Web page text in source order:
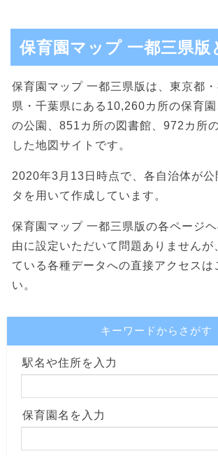
保育園マップ 一都三県版
保育園マップ 一都三県版は、東京都
県・千葉県にある10,260カ所の保育
の公園、851カ所の図書館、972カ所
した地図サイトです。
2020年3月13日時点で、各自治体が公
タを用いて作成しています。
保育園マップ 一都三県版の各ページ
由に設定いただいて問題ありませんが
ている各種データへの直接アクセスは
い。
キーワードからさがす
駅名や住所を入力
保育園名を入力